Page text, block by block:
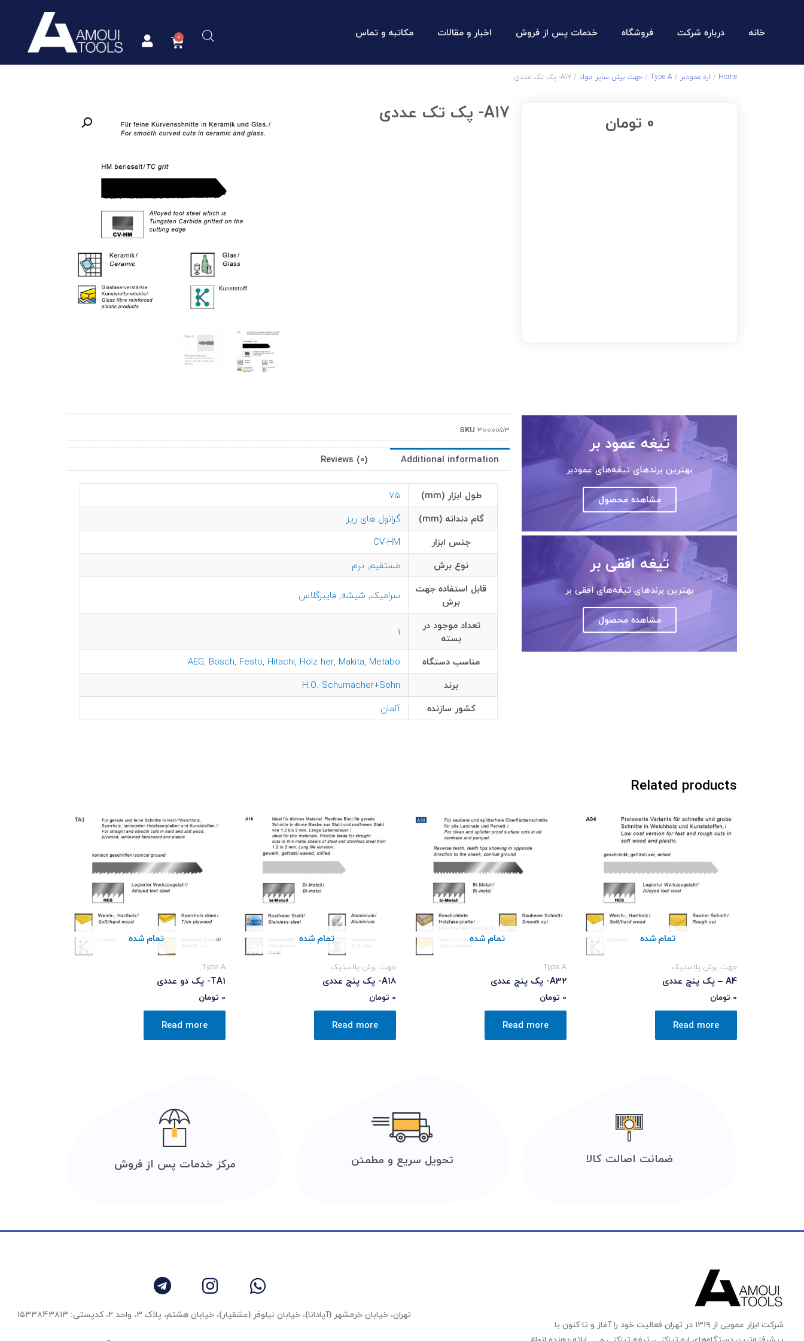
خانه درباره شرکت فروشگاه خدمات پس از فروش اخبار و مقالات مکاتبه و تماس
Home
/ اره عمودبر /
Type A
/ جهت برش سایر مواد / A17- پک تک عددی
0 تومان A17- پک تک عددی
تیغه عمود بر
بهترین برندهای تیغه‌های عمودبر
مشاهده محصول
تیغه افقی بر
بهترین برندهای تیغه‌های افقی بر
مشاهده محصول
SKU3000053
Additional information
Reviews (0)
طول ابزار (mm)
75
گام دندانه (mm)
گرانول های ریز
جنس ابزار
CV-HM
نوع برش
مستقیم, نرم
قابل استفاده جهت
برش
سرامیک, شیشه, فایبرگلاس
تعداد موجود در
بسته
1
مناسب دستگاه
AEG, Bosch, Festo, Hitachi, Holz her, Makita, Metabo
برند
H.O. Schumacher+Sohn
کشور سازنده
آلمان
Related products
تمام شده
جهت برش پلاستیک
A4 – پک پنج عددی
0 تومان
Read more
تمام شده
Type A
A32- پک پنج عددی
0 تومان
Read more
تمام شده
جهت برش پلاستیک
A18- پک پنج عددی
0 تومان
Read more
تمام شده
Type A
TA1- پک دو عددی
0 تومان
Read more
ضمانت اصالت کالا تحویل سریع و مطمئن مرکز خدمات پس از فروش
شرکت ابزار عمویی از ۱۳۱۹ در تهران فعالیت خود را آغاز و تا کنون با
تهران، خیابان خرمشهر (آپادانا)، خیابان نیلوفر (عشقیار)، خیابان هشتم، پلاک ۳، واحد ٢، کدپستی: ۱۵۳۳۸۴۳۸۱۳